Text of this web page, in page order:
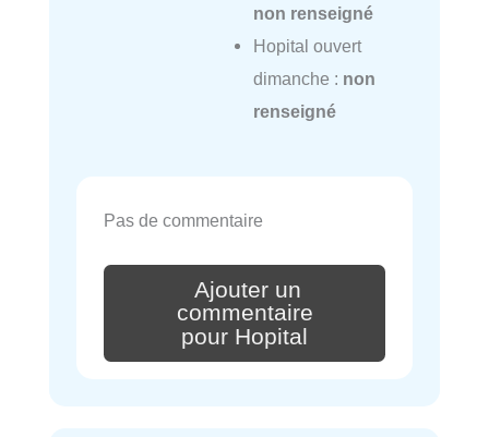
non renseigné
Hopital ouvert
dimanche : non
renseigné
Pas de commentaire
Ajouter un
commentaire
pour Hopital